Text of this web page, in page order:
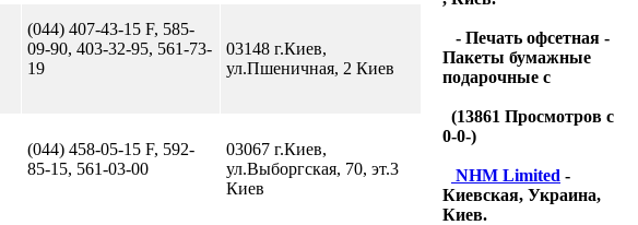
(044) 407-43-15 F, 585-
09-90, 403-32-95, 561-73-
19
03148 г.Киев,
ул.Пшеничная, 2 Киев
(044) 458-05-15 F, 592-
85-15, 561-03-00
03067 г.Киев,
ул.Выборгская, 70, эт.3
Киев
- Печать офсетная -
Пакеты бумажные
подарочные с
(13861 Просмотров с
0-0-)
NHM Limited -
Киевская, Украина,
Киев.